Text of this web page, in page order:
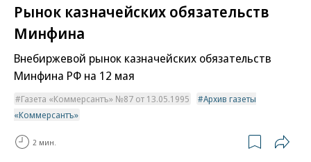
Рынок казначейских обязательств
Минфина
Внебиржевой рынок казначейских обязательств
Минфина РФ на 12 мая
Газета «Коммерсантъ» №87 от 13.05.1995
Архив газеты
«Коммерсантъ»
2 мин.